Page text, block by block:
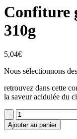
Confiture
310g
5,04€
Nous sélectionnons
retrouvez dans cette
la saveur acidulée du
Ajouter au panier